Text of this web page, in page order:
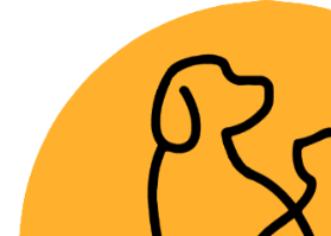
Despacho GRATIS por
$89.990(Válido desde
Lagos)
Farmacia Veterinaria
Cytopoint 10 mg
Cerrada)